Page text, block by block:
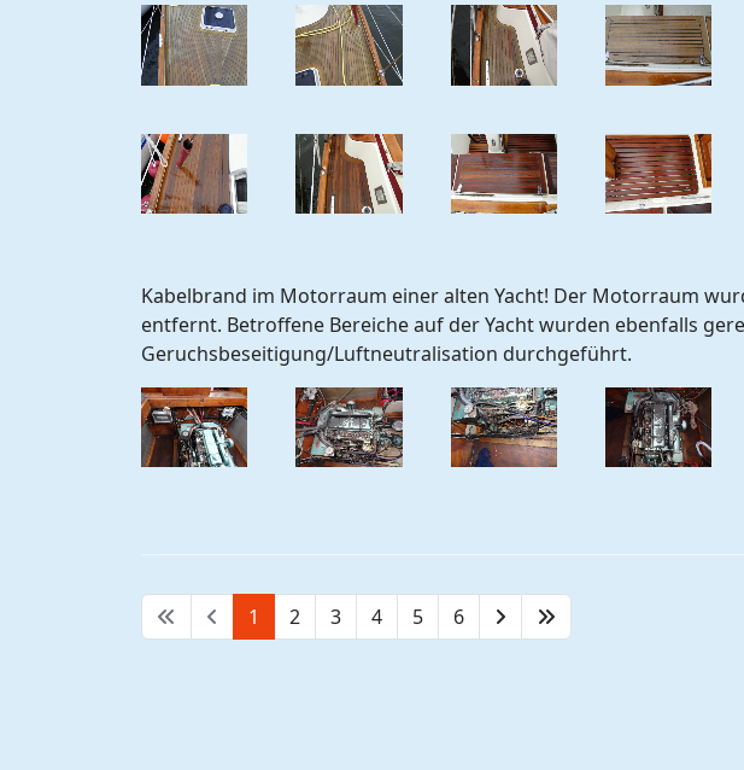
Kabelbrand im Motorraum einer alten Yacht! Der Motorraum
entfernt. Betroffene Bereiche auf der Yacht wurden ebenfalls
Geruchsbeseitigung/Luftneutralisation durchgeführt.
1 2 3 4 5 6